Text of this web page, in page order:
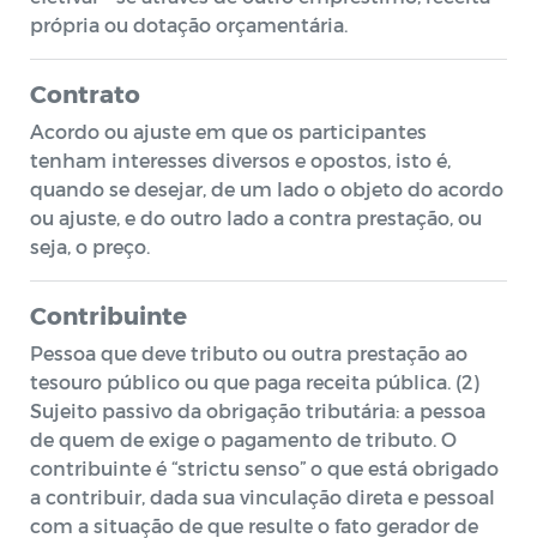
própria ou dotação orçamentária.
Contrato
Acordo ou ajuste em que os participantes
tenham interesses diversos e opostos, isto é,
quando se desejar, de um lado o objeto do acordo
ou ajuste, e do outro lado a contra prestação, ou
seja, o preço.
Contribuinte
Pessoa que deve tributo ou outra prestação ao
tesouro público ou que paga receita pública. (2)
Sujeito passivo da obrigação tributária: a pessoa
de quem de exige o pagamento de tributo. O
contribuinte é “strictu senso” o que está obrigado
a contribuir, dada sua vinculação direta e pessoal
com a situação de que resulte o fato gerador de